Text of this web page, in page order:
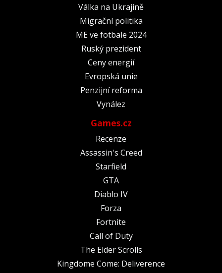
Válka na Ukrajině
Migrační politika
ME ve fotbale 2024
Ruský prezident
Ceny energií
Evropská unie
Penzijní reforma
Vynález
Games.cz
Recenze
Assassin's Creed
Starfield
GTA
Diablo IV
Forza
Fortnite
Call of Duty
The Elder Scrolls
Kingdome Come: Deliverence